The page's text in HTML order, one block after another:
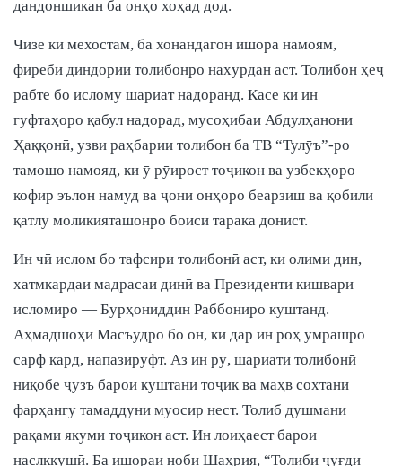
дандоншикан ба онҳо хоҳад дод.
Чизе ки мехостам, ба хонандагон ишора намоям,
фиреби диндории толибонро нахӯрдан аст. Толибон ҳеҷ
рабте бо ислому шариат надоранд. Касе ки ин
гуфтаҳоро қабул надорад, мусоҳибаи Абдулҳанони
Ҳаққонӣ, узви раҳбарии толибон ба ТВ “Тулӯъ”-ро
тамошо намояд, ки ӯ рӯирост тоҷикон ва узбекҳоро
кофир эълон намуд ва ҷони онҳоро беарзиш ва қобили
қатлу моликияташонро боиси тарака донист.
Ин чӣ ислом бо тафсири толибонӣ аст, ки олими дин,
хатмкардаи мадрасаи динӣ ва Президенти кишвари
исломиро — Бурҳониддин Раббониро куштанд.
Аҳмадшоҳи Масъудро бо он, ки дар ин роҳ умрашро
сарф кард, напазируфт. Аз ин рӯ, шариати толибонӣ
ниқобе ҷузъ барои куштани тоҷик ва маҳв сохтани
фарҳангу тамаддуни муосир нест. Толиб душмани
рақами якуми тоҷикон аст. Ин лоиҳаест барои
наслккушӣ. Ба ишораи ноби Шаҳрия, “Толиби ҷуғди